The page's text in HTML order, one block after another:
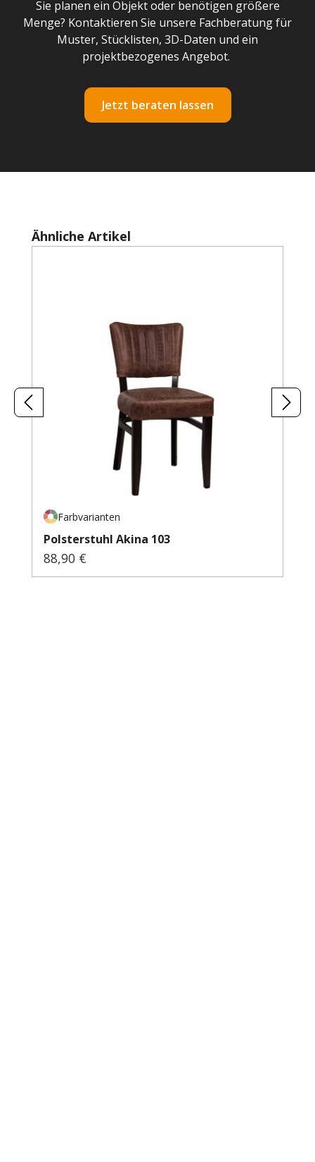
Sie planen ein Objekt oder benötigen größere
Menge? Kontaktieren Sie unsere Fachberatung für
Muster, Stücklisten, 3D-Daten und ein
projektbezogenes Angebot.
Jetzt beraten lassen
Produktgalerie überspringen
Ähnliche Artikel
Farbvarianten
Polsterstuhl Akina 103
Regulärer Preis:
88,90 €